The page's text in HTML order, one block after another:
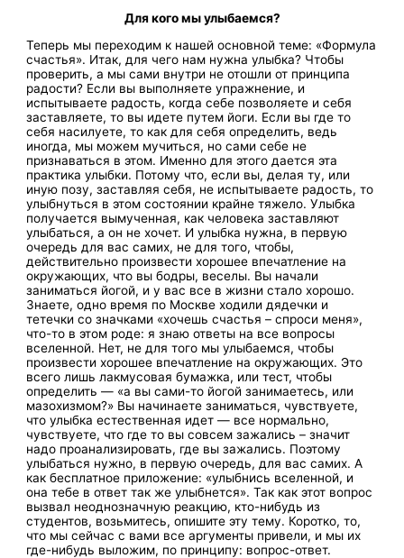
Для кого мы улыбаемся?
Теперь мы переходим к нашей основной теме: «Формула
счастья». Итак, для чего нам нужна улыбка? Чтобы
проверить, а мы сами внутри не отошли от принципа
радости? Если вы выполняете упражнение, и
испытываете радость, когда себе позволяете и себя
заставляете, то вы идете путем йоги. Если вы где то
себя насилуете, то как для себя определить, ведь
иногда, мы можем мучиться, но сами себе не
признаваться в этом. Именно для этого дается эта
практика улыбки. Потому что, если вы, делая ту, или
иную позу, заставляя себя, не испытываете радость, то
улыбнуться в этом состоянии крайне тяжело. Улыбка
получается вымученная, как человека заставляют
улыбаться, а он не хочет. И улыбка нужна, в первую
очередь для вас самих, не для того, чтобы,
действительно произвести хорошее впечатление на
окружающих, что вы бодры, веселы. Вы начали
заниматься йогой, и у вас все в жизни стало хорошо.
Знаете, одно время по Москве ходили дядечки и
тетечки со значками «хочешь счастья – спроси меня»,
что-то в этом роде: я знаю ответы на все вопросы
вселенной. Нет, не для того мы улыбаемся, чтобы
произвести хорошее впечатление на окружающих. Это
всего лишь лакмусовая бумажка, или тест, чтобы
определить — «а вы сами-то йогой занимаетесь, или
мазохизмом?» Вы начинаете заниматься, чувствуете,
что улыбка естественная идет — все нормально,
чувствуете, что где то вы совсем зажались – значит
надо проанализировать, где вы зажались. Поэтому
улыбаться нужно, в первую очередь, для вас самих. А
как бесплатное приложение: «улыбнись вселенной, и
она тебе в ответ так же улыбнется». Так как этот вопрос
вызвал неоднозначную реакцию, кто-нибудь из
студентов, возьмитесь, опишите эту тему. Коротко, то,
что мы сейчас с вами все аргументы привели, и мы их
где-нибудь выложим, по принципу: вопрос-ответ.